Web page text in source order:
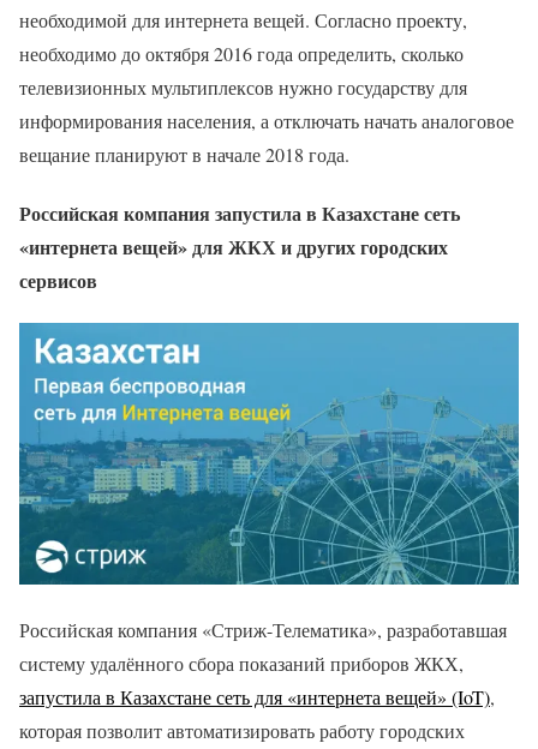
необходимой для интернета вещей. Согласно проекту,
необходимо до октября 2016 года определить, сколько
телевизионных мультиплексов нужно государству для
информирования населения, а отключать начать аналоговое
вещание планируют в начале 2018 года.
Российская компания запустила в Казахстане сеть
«интернета вещей» для ЖКХ и других городских
сервисов
Российская компания «Стриж-Телематика», разработавшая
систему удалённого сбора показаний приборов ЖКХ,
запустила в Казахстане сеть для «интернета вещей» (IoT),
которая позволит автоматизировать работу городских